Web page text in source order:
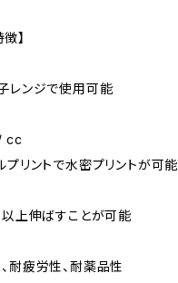
】
レンジで使用可能
cc
プリントで水密プリントが可能
上伸ばすことが可能
耐疲労性、耐薬品性